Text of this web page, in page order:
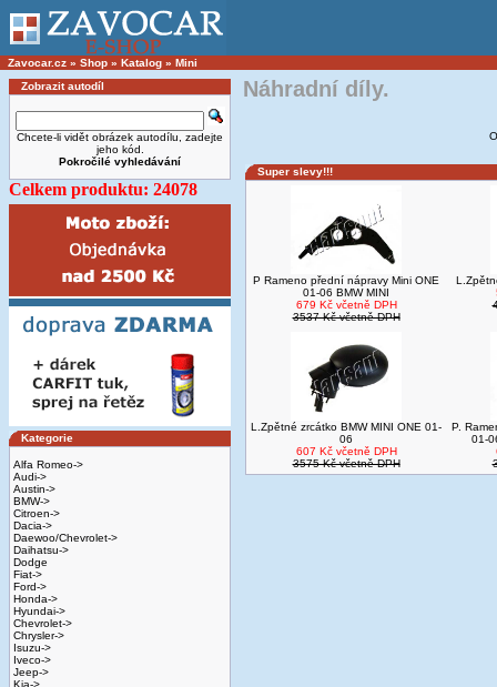
Zavocar.cz » Shop » Katalog » Mini
Zobrazit autodíl
Chcete-li vidět obrázek autodílu, zadejte
jeho kód.
Pokročilé vyhledávání
Celkem produktu: 24078
Kategorie
Alfa Romeo->
Audi->
Austin->
BMW->
Citroen->
Dacia->
Daewoo/Chevrolet->
Daihatsu->
Dodge
Fiat->
Ford->
Honda->
Hyundai->
Chevrolet->
Chrysler->
Isuzu->
Iveco->
Jeep->
Kia->
Náhradní díly.
Super slevy!!!
P Rameno přední nápravy Mini ONE
01-06 BMW MINI
679 Kč včetně DPH
3537 Kč včetně DPH
L.Zpětné zrcátko BMW MINI ONE 01-
06
607 Kč včetně DPH
3575 Kč včetně DPH
P.
01-